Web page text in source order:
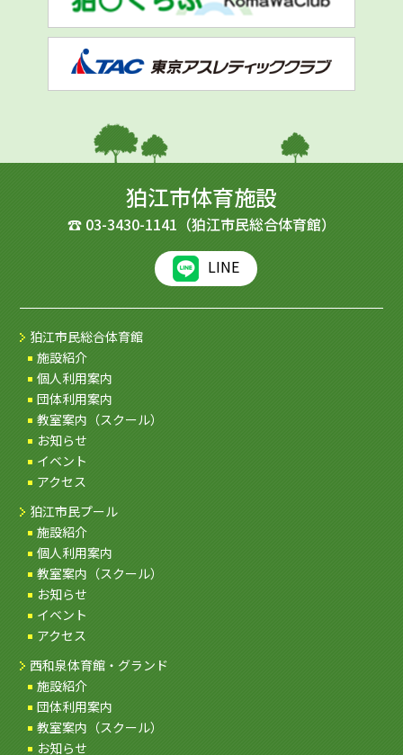
狛江市体育施設
☎ 03-3430-1141 （狛江市民総合体育館）
LINE
狛江市民総合体育館
施設紹介
個人利用案内
団体利用案内
教室案内（スクール）
お知らせ
イベント
アクセス
狛江市民プール
施設紹介
個人利用案内
教室案内（スクール）
お知らせ
イベント
アクセス
西和泉体育館・グランド
施設紹介
団体利用案内
教室案内（スクール）
お知らせ